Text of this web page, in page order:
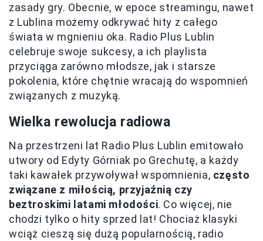
zasady gry. Obecnie, w epoce streamingu, nawet
z Lublina możemy odkrywać hity z całego
świata w mgnieniu oka. Radio Plus Lublin
celebruje swoje sukcesy, a ich playlista
przyciąga zarówno młodsze, jak i starsze
pokolenia, które chętnie wracają do wspomnień
związanych z muzyką.
Wielka rewolucja radiowa
Na przestrzeni lat Radio Plus Lublin emitowało
utwory od Edyty Górniak po Grechutę, a każdy
taki kawałek przywoływał wspomnienia, często
związane z miłością, przyjaźnią czy
beztroskimi latami młodości. Co więcej, nie
chodzi tylko o hity sprzed lat! Chociaż klasyki
wciąż cieszą się dużą popularnością, radio